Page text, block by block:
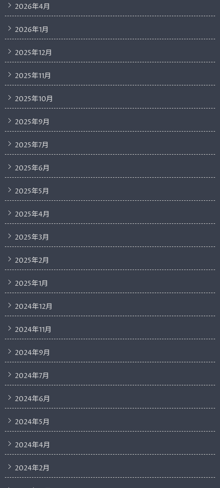
2026年4月
2026年1月
2025年12月
2025年11月
2025年10月
2025年9月
2025年7月
2025年6月
2025年5月
2025年4月
2025年3月
2025年2月
2025年1月
2024年12月
2024年11月
2024年9月
2024年7月
2024年6月
2024年5月
2024年4月
2024年2月